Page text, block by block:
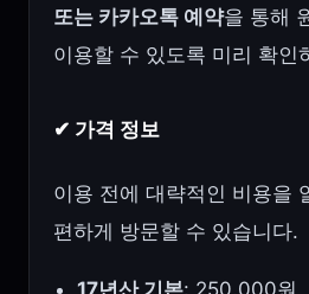
또는 카카오톡 예약을 통해
이용할 수 있도록 미리 확인
✔ 가격 정보
이용 전에 대략적인 비용을
편하게 방문할 수 있습니다.